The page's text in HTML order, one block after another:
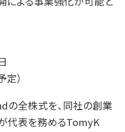
）
の全株式を、同社の創業
代表を務めるTomyK